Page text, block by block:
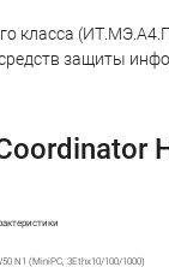
класса
защиты
N1 (MiniPC, 3Ethx10/100/1000)